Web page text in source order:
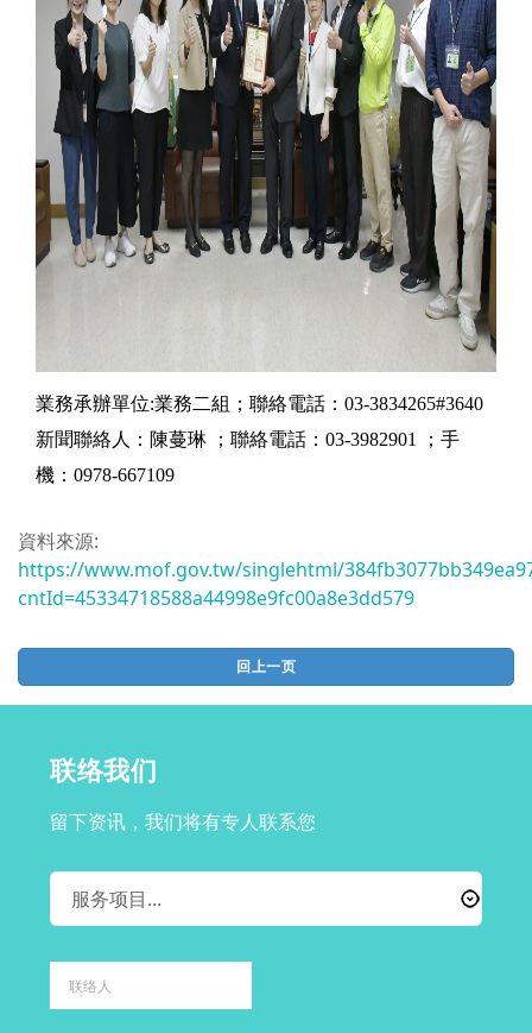
業務承辦單位:業務二組；聯絡電話：03-3834265#3640
新聞聯絡人：陳蔓琳 ；聯絡電話：03-3982901 ；手
機：0978-667109
資料來源:
https://www.mof.gov.tw/singlehtml/
cntId=45334718588a44998e9fc00a8e3dd579
回上一页
联络我们
留下资讯，我们将有专人联系您